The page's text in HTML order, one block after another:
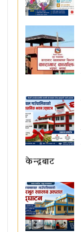
केन्द्रबाट